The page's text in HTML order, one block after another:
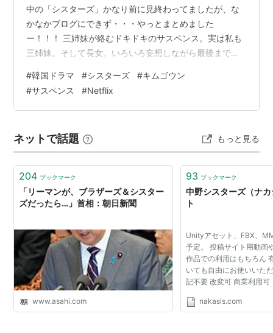
中の「シスターズ」かなり前に見終わってましたが、な
かなかブログにできず・・・やっとまとめました
ー！！！ 三姉妹が絡むドキドキのサスペンス。実は私も
三姉妹。そして長女。いろいろ妄想しながら最後まで楽
ゴウンちゃんってやっぱ天才ですね。 作品情報 キャスト
あらすじ ハマり度 感想 まとめ 作品情報 タイトル：シス
ターズ 原題：작은 아씨들（Little Women） 放送年：
ス／社会派ミステリー キャスト キム・ゴウン（オ…
#韓国ドラマ #シスターズ #キムゴウン
#サスペンス #Netflix
ネットで話題 もっと見る
204 ブックマーク
「リーマンが、ブラザーズ＆シスター
ズだったら…」首相：朝日新聞
www.asahi.com
93 ブックマーク
中野シスターズ（ナ
ト
Unityアセット、FBX、
予定。 投稿サイト用動画
作品での利用はもちろん
いても自由にお使いいた
記不要 改変可 商業利用
シスターズ（ナカシス）
ズは２０５０年の未来か
nakasis.com